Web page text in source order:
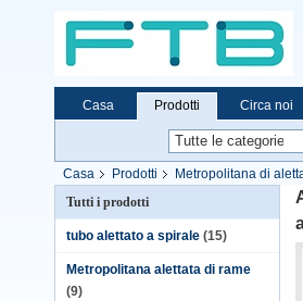
Casa Prodotti Circa noi
Casa Prodotti Metropolitana di
Tutti i prodotti
tubo alettato a spirale (15)
Metropolitana alettata di rame
(9)